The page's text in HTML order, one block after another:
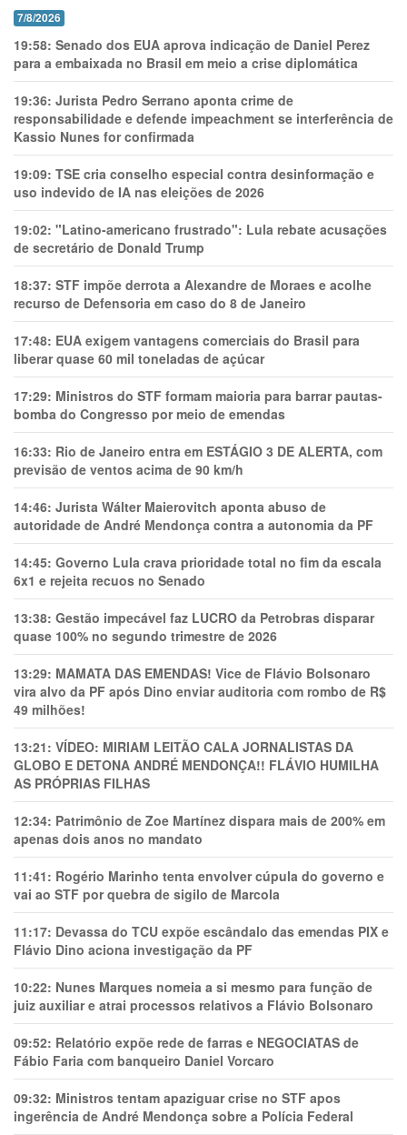
7/8/2026
19:58: Senado dos EUA aprova indicação de Daniel Perez
para a embaixada no Brasil em meio a crise diplomática
19:36: Jurista Pedro Serrano aponta crime de
responsabilidade e defende impeachment se interferência de
Kassio Nunes for confirmada
19:09: TSE cria conselho especial contra desinformação e
uso indevido de IA nas eleições de 2026
19:02: "Latino-americano frustrado": Lula rebate acusações
de secretário de Donald Trump
18:37: STF impõe derrota a Alexandre de Moraes e acolhe
recurso de Defensoria em caso do 8 de Janeiro
17:48: EUA exigem vantagens comerciais do Brasil para
liberar quase 60 mil toneladas de açúcar
17:29: Ministros do STF formam maioria para barrar pautas-
bomba do Congresso por meio de emendas
16:33: Rio de Janeiro entra em ESTÁGIO 3 DE ALERTA, com
previsão de ventos acima de 90 km/h
14:46: Jurista Wálter Maierovitch aponta abuso de
autoridade de André Mendonça contra a autonomia da PF
14:45: Governo Lula crava prioridade total no fim da escala
6x1 e rejeita recuos no Senado
13:38: Gestão impecável faz LUCRO da Petrobras disparar
quase 100% no segundo trimestre de 2026
13:29: MAMATA DAS EMENDAS! Vice de Flávio Bolsonaro
vira alvo da PF após Dino enviar auditoria com rombo de R$
49 milhões!
13:21: VÍDEO: MIRIAM LEITÃO CALA JORNALISTAS DA
GLOBO E DETONA ANDRÉ MENDONÇA!! FLÁVIO HUMILHA
AS PRÓPRIAS FILHAS
12:34: Patrimônio de Zoe Martínez dispara mais de 200% em
apenas dois anos no mandato
11:41: Rogério Marinho tenta envolver cúpula do governo e
vai ao STF por quebra de sigilo de Marcola
11:17: Devassa do TCU expõe escândalo das emendas PIX e
Flávio Dino aciona investigação da PF
10:22: Nunes Marques nomeia a si mesmo para função de
juiz auxiliar e atrai processos relativos a Flávio Bolsonaro
09:52: Relatório expõe rede de farras e NEGOCIATAS de
Fábio Faria com banqueiro Daniel Vorcaro
09:32: Ministros tentam apaziguar crise no STF apos
ingerência de André Mendonça sobre a Polícia Federal